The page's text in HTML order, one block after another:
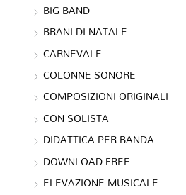
BIG BAND
BRANI DI NATALE
CARNEVALE
COLONNE SONORE
COMPOSIZIONI ORIGINALI
CON SOLISTA
DIDATTICA PER BANDA
DOWNLOAD FREE
ELEVAZIONE MUSICALE